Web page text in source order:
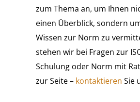
zum Thema an, um Ihnen
einen Überblick, sondern
Wissen zur Norm zu
stehen wir bei Fragen zur
Schulung oder Norm mit
zur Seite – kontaktieren Sie